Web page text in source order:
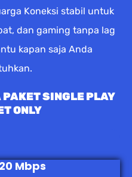
Koneksi stabil untuk
dan gaming tanpa lag
kapan saja Anda
SINGLE PLAY
ONLY
Mbps